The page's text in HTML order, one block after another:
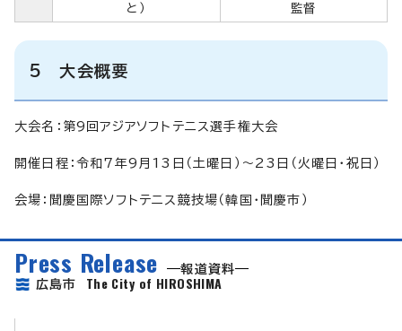
と）
監督
5 大会概要
大会名：第9回アジアソフトテニス選手権大会
開催日程：令和7年9月13日（土曜日）～23日（火曜日・祝日）
会場：聞慶国際ソフトテニス競技場（韓国・聞慶市）
Press Release
報道資料
広島市 The City of HIROSHIMA